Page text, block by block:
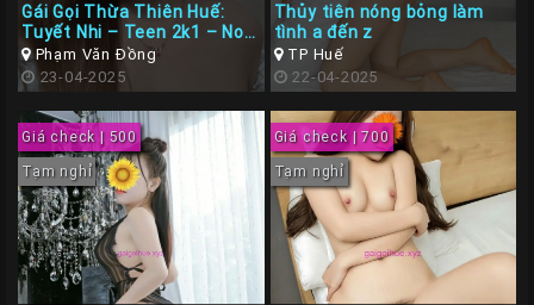
Gái Gọi Thừa Thiên Huế:
Tuyết Nhi – Teen 2k1 – Non
Tơ Siêu Ngon Tình Cảm
Phạm Văn Đồng
23-04-2025
Thủy tiên nóng bỏng làm
tình a đến z
TP Huế
22-04-2025
Giá check | 500
Tạm nghỉ
Giá check | 700
Tạm nghỉ